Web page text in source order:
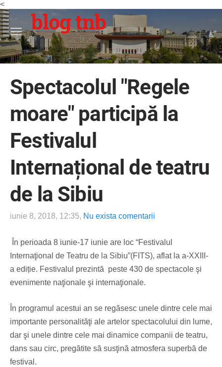
<
blog tnb
Spectacolul "Regele
moare" participă la
Festivalul
Internațional de teatru
de la Sibiu
iunie 8, 2018, 12:35, Nu exista comentarii
În perioada 8 iunie-17 iunie are loc “Festivalul
Internaţional de Teatru de la Sibiu”(FITS), aflat la a-XXIII-
a ediție. Festivalul prezintă peste 430 de spectacole şi
evenimente naţionale şi internaţionale.
În programul acestui an se regăsesc unele dintre cele mai
importante personalităţi ale artelor spectacolului din lume,
dar şi unele dintre cele mai dinamice companii de teatru,
dans sau circ, pregătite să susţină atmosfera superbă de
festival.